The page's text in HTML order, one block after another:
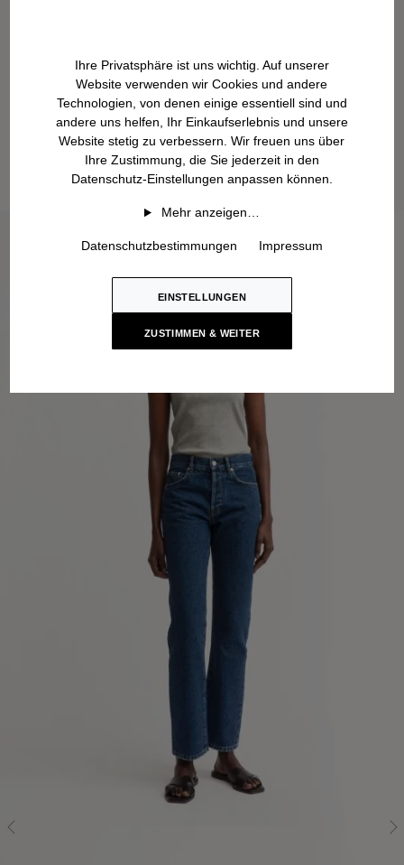
Ihre Privatsphäre ist uns wichtig. Auf unserer
Website verwenden wir Cookies und andere
Technologien, von denen einige essentiell sind und
andere uns helfen, Ihr Einkaufserlebnis und unsere
Website stetig zu verbessern. Wir freuen uns über
Ihre Zustimmung, die Sie jederzeit in den
Datenschutz-Einstellungen anpassen können.
Mehr anzeigen…
Datenschutzbestimmungen Impressum
EINSTELLUNGEN
ZUSTIMMEN & WEITER